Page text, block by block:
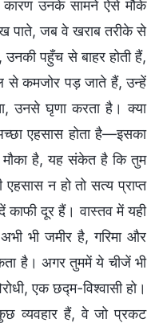
उनके सामने ऐसे मौके
पाते, जब वे खराब तरीके से
पहुँच से बाहर होती हैं,
से कमजोर पड़ जाते हैं, उन्हें
उनसे घृणा करता है। क्या
एहसास होता है—इसका
मौका है, यह संकेत है कि तुम
न हो तो सत्य प्राप्त
काफी दूर हैं। वास्तव में यही
भी जमीर है, गरिमा और
है। अगर तुममें ये चीजें भी
एक छद्म-विश्वासी हो।
व्यवहार हैं, वे जो प्रकट